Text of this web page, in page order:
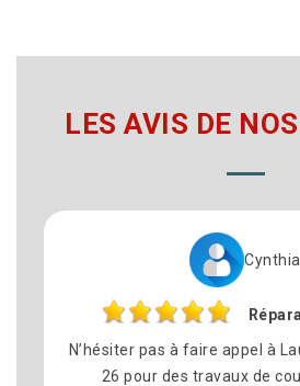
LES AVIS DE
Réparation toiture
pas à faire appel à Laurent
pour des travaux de couverture très